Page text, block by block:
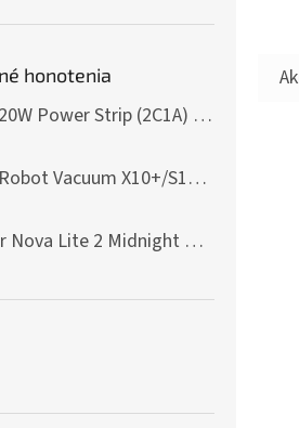
honotenia
Xiaomi 20W Power Strip (2C1A) EU
produktu je 5 z 5 hviezdičiek.
Xiaomi Robot Vacuum X10+/S10+/X10/X20+ Side Brush
produktu je 5 z 5 hviezdičiek.
GameSir Nova Lite 2 Midnight Gray
produktu je 5 z 5 hviezdičiek.